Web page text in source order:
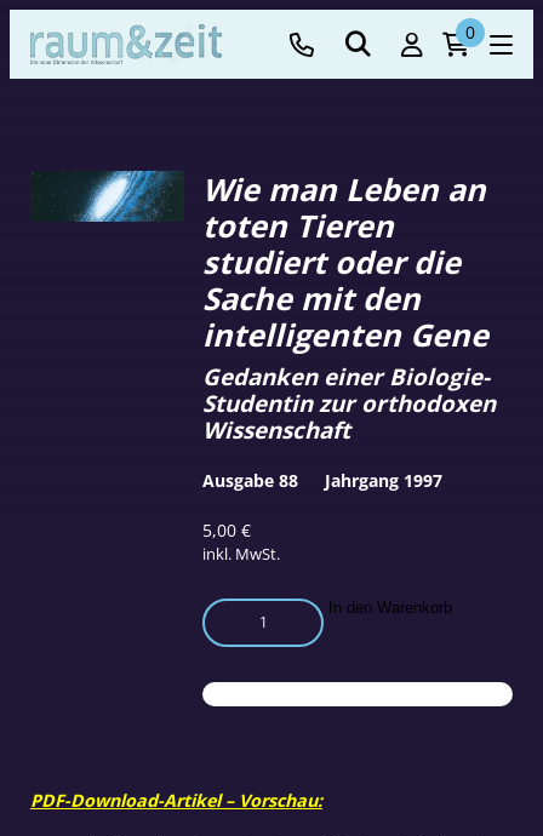
0
Wie man Leben an
toten Tieren
studiert oder die
Sache mit den
intelligenten Gene
5,00€
inkl. MwSt.
Gedanken einer Biologie-
Studentin zur orthodoxen
Wissenschaft
Wie
man
an
toten
die
In den Warenkorb
Ausgabe 88 Jahrgang 1997
PDF-Download-Artikel – Vorschau: